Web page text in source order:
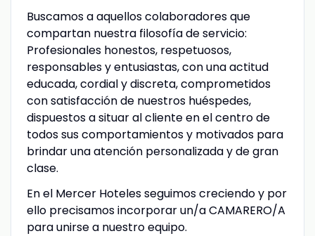
Buscamos a aquellos colaboradores que
compartan nuestra filosofía de servicio:
Profesionales honestos, respetuosos,
responsables y entusiastas, con una actitud
educada, cordial y discreta, comprometidos
con satisfacción de nuestros huéspedes,
dispuestos a situar al cliente en el centro de
todos sus comportamientos y motivados para
brindar una atención personalizada y de gran
clase.
En el Mercer Hoteles seguimos creciendo y por
ello precisamos incorporar un/a CAMARERO/A
para unirse a nuestro equipo.